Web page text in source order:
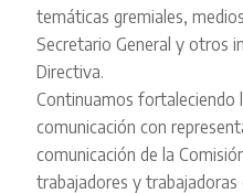
temáticas gremiales,
Secretario General y otros
Directiva.
Continuamos fortaleciendo
comunicación con
comunicación de la
trabajadores y trabajadoras